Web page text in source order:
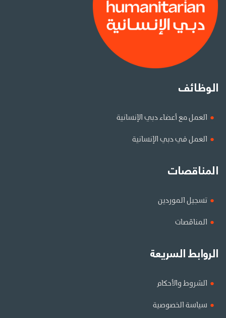
الوظائف
العمل مع أعضاء دبي الإنسانية
العمل في دبي الإنسانية
المناقصات
تسجيل الموردين
المناقصات
الروابط السريعة
الشروط والأحكام
سياسة الخصوصية